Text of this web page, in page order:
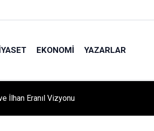
EKONOMI YAZARLAR
Kursiyerler Gönüllerince Eğlendi!